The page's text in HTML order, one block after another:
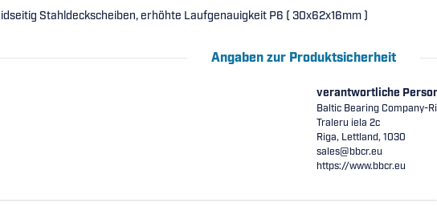
Stahldeckscheiben, erhöhte Laufgenauigkeit P6 ( 30x62x16mm )
Angaben zur Produktsicherheit
verantwortliche
Baltic Bearing Company-
Traleru iela 2c
Riga, Lettland, 1030
sales@bbcr.eu
https://www.bbcr.eu